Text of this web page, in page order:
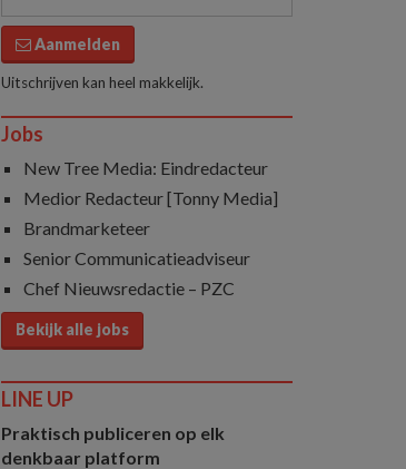
Aanmelden
Uitschrijven kan heel makkelijk.
Jobs
New Tree Media: Eindredacteur
Medior Redacteur [Tonny Media]
Brandmarketeer
Senior Communicatieadviseur
Chef Nieuwsredactie – PZC
Bekijk alle jobs
LINE UP
Praktisch publiceren op elk
denkbaar platform